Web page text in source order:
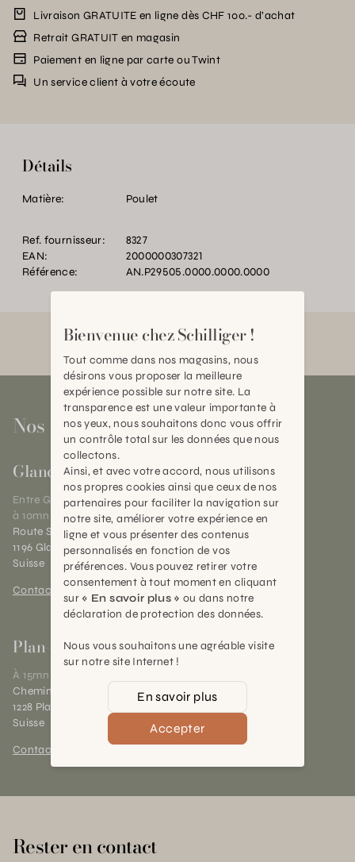
Livraison GRATUITE en ligne dès CHF 100.- d’achat
Retrait GRATUIT en magasin
Paiement en ligne par carte ou Twint
Un service client à votre écoute
Détails
Matière: Poulet
Ref. fournisseur:
8327
EAN:
2000000307321
Référence:
AN.P29505.0000.0000.0000
Nos magasins
Gland
Entre Genève et Lausanne,
à 10mn de Nyon
Route Suisse 40
1196 Gland (VD)
Suisse
Contact et horaires
Plan-les-Ouates
À 15mn du centre de Genève
Chemin des Charrotons 25
1228 Plan-les-Ouates (GE)
Suisse
Contact et horaires
Rester en contact
Bienvenue chez Schilliger !
Tout comme dans nos magasins, nous
désirons vous proposer la meilleure
expérience possible sur notre site. La
transparence est une valeur importante à
nos yeux, nous souhaitons donc vous offrir
un contrôle total sur les données que nous
collectons.
Ainsi, et avec votre accord, nous utilisons
nos propres cookies ainsi que ceux de nos
partenaires pour faciliter la navigation sur
notre site, améliorer votre expérience en
ligne et vous présenter des contenus
personnalisés en fonction de vos
préférences. Vous pouvez retirer votre
consentement à tout moment en cliquant
sur « En savoir plus » ou dans notre
déclaration de protection des données.
Nous vous souhaitons une agréable visite
sur notre site Internet !
En savoir plus
Accepter